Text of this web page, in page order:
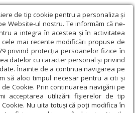
de tip cookie pentru a personaliza și
Website-ul nostru. Te informăm că ne-
a integra în acestea și în activitatea
mai recente modificări propuse de
privind protecția persoanelor fizice în
datelor cu caracter personal și privind
Înainte de a continua navigarea pe
să aloci timpul necesar pentru a citi și
Cookie. Prin continuarea navigării pe
acceptarea utilizării fişierelor de tip
Nu uita totuși că poți modifica în